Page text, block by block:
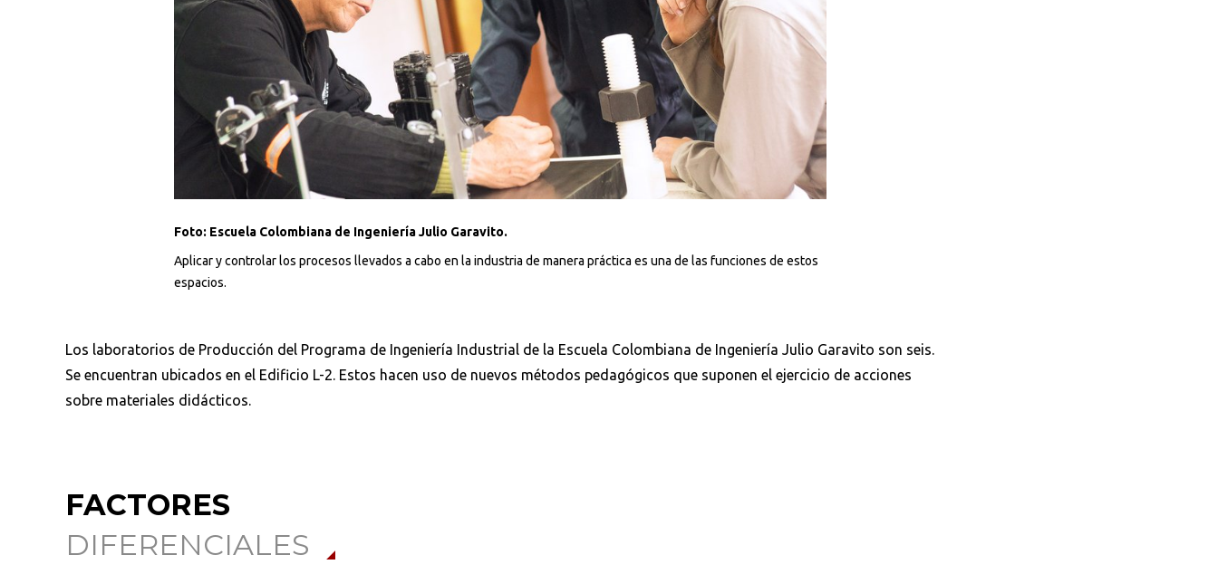
Foto: Escuela Colombiana de Ingeniería Julio Garavito.
Aplicar y controlar los procesos llevados a cabo en la industria de manera práctica es una de las funciones de estos
espacios.
Los laboratorios de Producción del Programa de Ingeniería Industrial de la Escuela Colombiana de Ingeniería Julio Garavito son seis.
Se encuentran ubicados en el Edificio L-2. Estos hacen uso de nuevos métodos pedagógicos que suponen el ejercicio de acciones
sobre materiales didácticos.
FACTORES
DIFERENCIALES